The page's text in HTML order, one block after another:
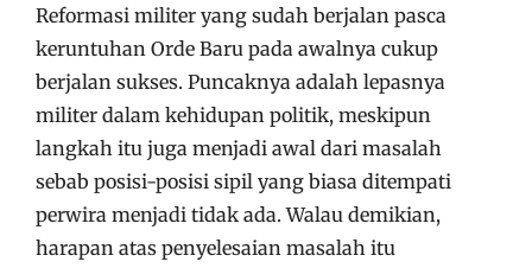
Reformasi militer yang sudah berjalan pasca
keruntuhan Orde Baru pada awalnya cukup
berjalan sukses. Puncaknya adalah lepasnya
militer dalam kehidupan politik, meskipun
langkah itu juga menjadi awal dari masalah
sebab posisi-posisi sipil yang biasa ditempati
perwira menjadi tidak ada. Walau demikian,
harapan atas penyelesaian masalah itu